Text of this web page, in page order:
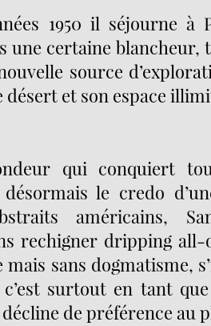
1950 il séjourne à
une certaine blancheur,
source
désert et son espace
qui conquiert
le credo
américains,
rechigner dripping all-
sans dogmatisme,
surtout en tant
décline de préférence au